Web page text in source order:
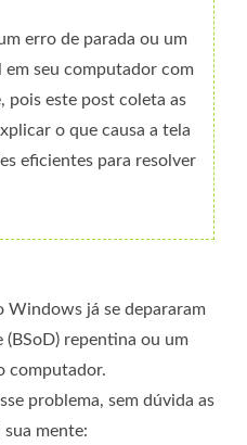
erro de parada ou um
seu computador com
pois este post coleta as
o que causa a tela
eficientes para resolver
Windows já se depararam
repentina ou um
computador.
problema, sem dúvida as
mente: